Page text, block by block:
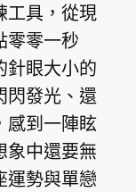
工具，從現
零零一秒
針眼大小的
閃發光、還
感到一陣眩
象中還要無
運勢與單戀